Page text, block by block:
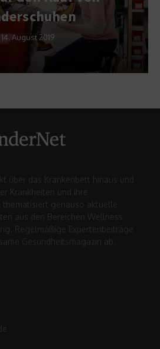
14. August 2019
über das Krankenbett hinaus und
Krankheiten und ihre
thematisiert genauso aktuelle
aus den Bereichen Wellness
Regelmäßige Expertenbeiträge
Gesundheitsmagazin ab.